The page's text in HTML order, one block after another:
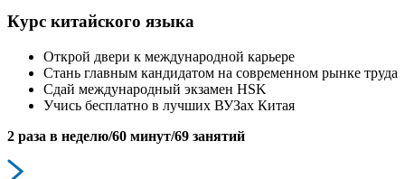
Курс китайского языка
Открой двери к международной карьере
Стань главным кандидатом на современном рынке труда
Сдай международный экзамен HSK
Учись бесплатно в лучших ВУЗах Китая
2 раза в неделю/60 минут/69 занятий